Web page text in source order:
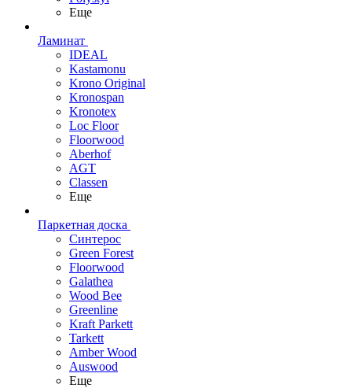
Еще
Ламинат
IDEAL
Kastamonu
Krono Original
Kronospan
Kronotex
Loc Floor
Floorwood
Aberhof
AGT
Classen
Еще
Паркетная доска
Синтерос
Green Forest
Floorwood
Galathea
Wood Bee
Greenline
Kraft Parkett
Tarkett
Amber Wood
Auswood
Еще